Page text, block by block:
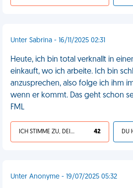
Unter Sabrina - 16/11/2025 02:31
Heute, ich bin total verknallt in
einkauft, wo ich arbeite. Ich bin
anzusprechen, also folge ich ihm
wenn er kommt. Das geht schon
FML
ICH STIMME ZU, DEIN LEBEN IST SCHEISSE 42
Unter Anonyme - 19/07/2025 05:32